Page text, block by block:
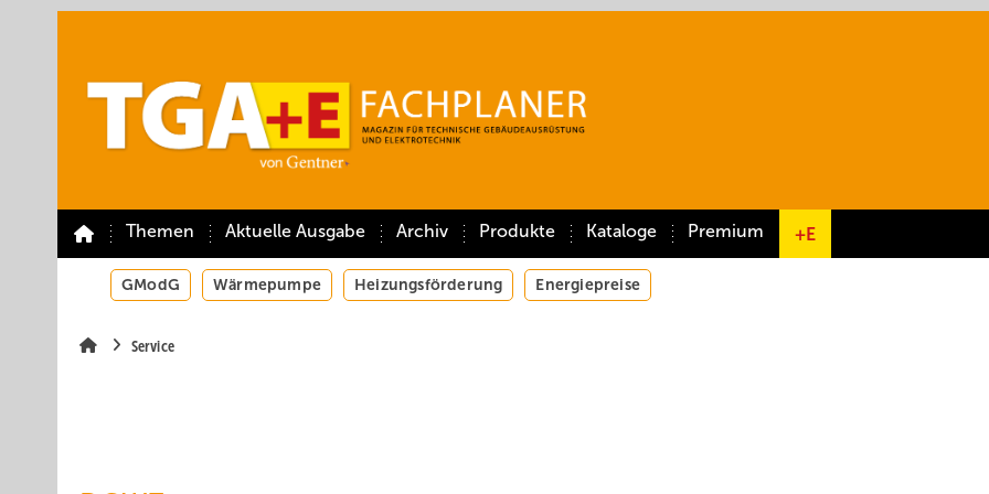
Themen Aktuelle Ausgabe Archiv Produkte Kataloge Premium +E
GModG Wärmepumpe Heizungsförderung Energiepreise
Service